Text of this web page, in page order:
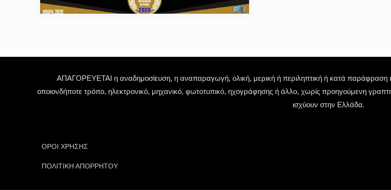
ΑΠΑΓΟΡΕΥΕΤΑΙ η αναδημοσίευση, η αναπαραγωγή, ολική, μερική ή περιληπτική ή κατά παράφραση
οποιονδήποτε τρόπο, ηλεκτρονικό, μηχανικό, φωτοτυπικό, ηχογράφησης ή άλλο, χωρίς προηγούμενη
ισχύουν στην Ελλάδα.
ΟΡΟΙ ΧΡΗΣΗΣ
ΠΟΛΙΤΙΚΗ ΑΠΟΡΡΗΤΟΥ